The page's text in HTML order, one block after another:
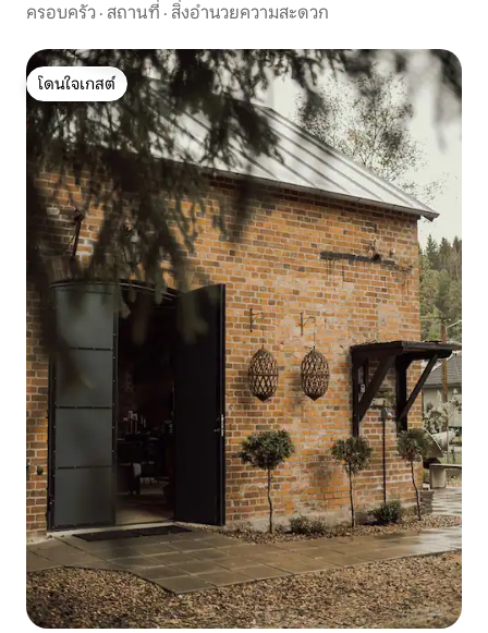
ครอบครัว · สถานที่ · สิ่งอำนวยความสะดวก
โดนใจเกสต์
โดนใจเกสต์